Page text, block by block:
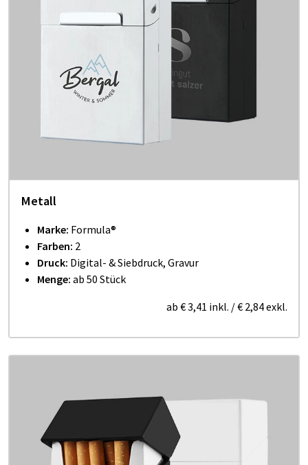
Metall
Marke: Formula®
Farben: 2
Druck: Digital- & Siebdruck, Gravur
Menge: ab 50 Stück
ab € 3,41 inkl. /€ 2,84exkl.